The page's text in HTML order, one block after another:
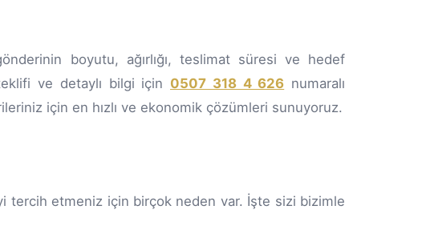
boyutu, ağırlığı, teslimat süresi ve hedef
ve detaylı bilgi için 0507 318 4 626 numaralı
için en hızlı ve ekonomik çözümleri sunuyoruz.
tercih etmeniz için birçok neden var. İşte sizi bizimle